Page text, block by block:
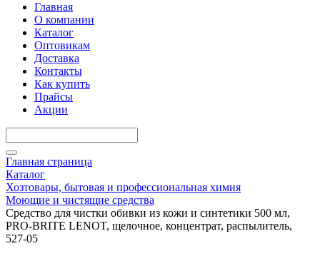
Главная
О компании
Каталог
Оптовикам
Доставка
Контакты
Как купить
Прайсы
Акции
Главная страница
Каталог
Хозтовары, бытовая и профессиональная химия
Моющие и чистящие средства
Средство для чистки обивки из кожи и синтетики 500 мл,
PRO-BRITE LENOT, щелочное, концентрат, распылитель,
527-05